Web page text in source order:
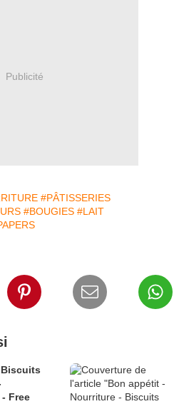
Publicité
#PÂTISSERIES
#BOUGIES #LAIT
Free